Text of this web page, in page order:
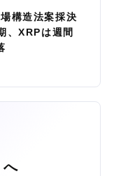
構造法案採決
、XRPは週間
へ